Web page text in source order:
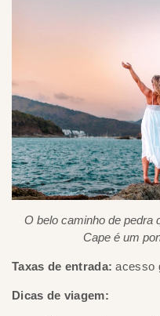
O belo caminho de pedra
Cape é um
Taxas de entrada: acesso
Dicas de viagem: